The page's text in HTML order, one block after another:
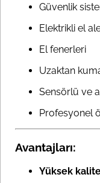
Güvenlik
Elektrikli el
El fenerleri
Uzaktan
Sensörlü ve
Profesyonel
Avantajları:
Yüksek